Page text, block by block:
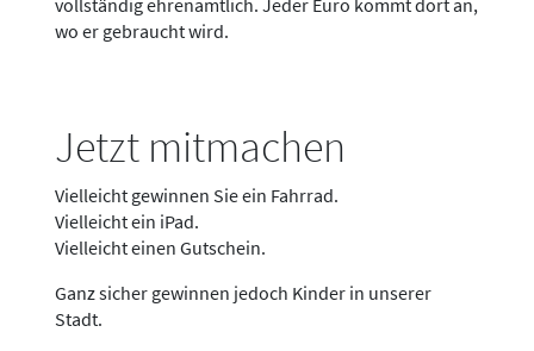
vollständig ehrenamtlich. Jeder Euro kommt dort an,
wo er gebraucht wird.
Jetzt mitmachen
Vielleicht gewinnen Sie ein Fahrrad.
Vielleicht ein iPad.
Vielleicht einen Gutschein.
Ganz sicher gewinnen jedoch Kinder in unserer
Stadt.